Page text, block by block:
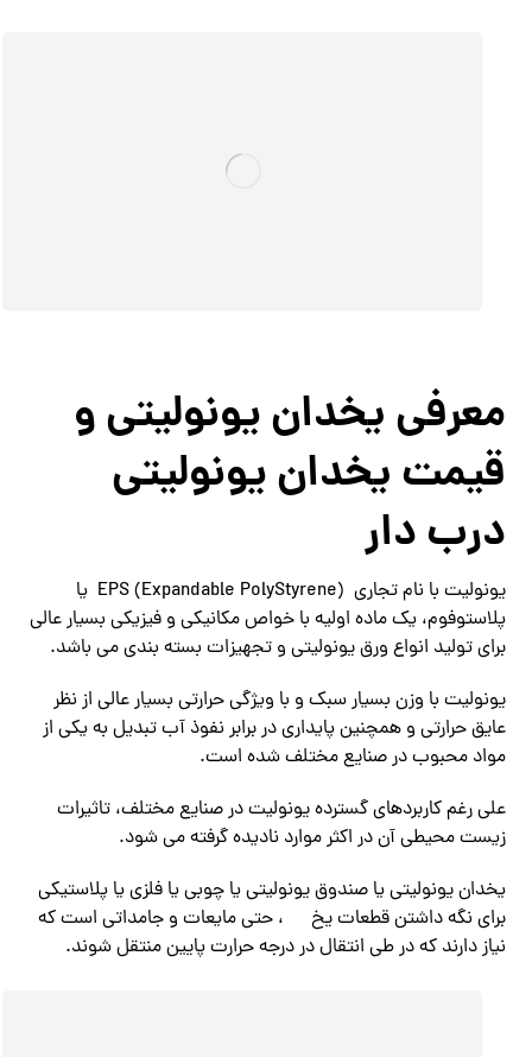
معرفی یخدان یونولیتی و
قیمت یخدان یونولیتی
درب دار
یونولیت با نام تجاری EPS (Expandable PolyStyrene) یا
پلاستوفوم، یک ماده اولیه با خواص مکانیکی و فیزیکی بسیار عالی
برای تولید انواع ورق یونولیتی و تجهیزات بسته بندی می باشد.
یونولیت با وزن بسیار سبک و با ویژگی حرارتی بسیار عالی از نظر
عایق حرارتی و همچنین پایداری در برابر نفوذ آب تبدیل به یکی از
مواد محبوب در صنایع مختلف شده است.
علی رغم کاربردهای گسترده یونولیت در صنایع مختلف، تاثیرات
زیست محیطی آن در اکثر موارد نادیده گرفته می شود.
یخدان یونولیتی یا صندوق یونولیتی یا چوبی یا فلزی یا پلاستیکی
برای نگه داشتن قطعات یخ
، حتی مایعات و جامداتی است که
نیاز دارند که در طی انتقال در درجه حرارت پایین منتقل شوند.